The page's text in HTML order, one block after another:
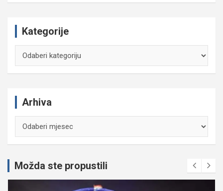
Kategorije
Arhiva
Možda ste propustili